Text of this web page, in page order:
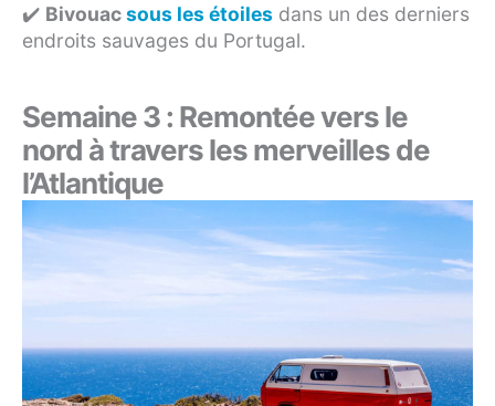
✔️ Bivouacsous les étoiles dans un des derniers
endroits sauvages du Portugal.
Semaine 3 : Remontée vers le
nord à travers les merveilles de
l’Atlantique